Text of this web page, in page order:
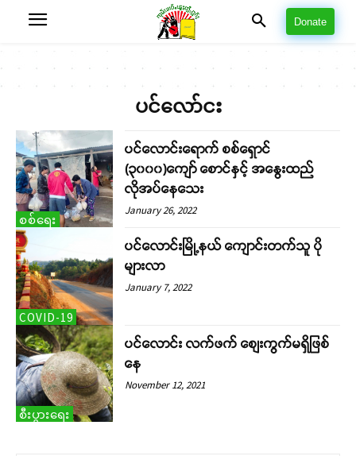
Donate
ပင်လော်ငး
စစ်ရေး
ပင်လောင်းရောက် စစ်ရှောင်
(၃၀၀၀)ကျော် စောင်နှင့် အနွေးထည်
လိုအပ်နေသေး
January 26, 2022
COVID-19
ပင်လောင်းမြို့နယ် ကျောင်းတက်သူ ပို
များလာ
January 7, 2022
စီးပွားရေး
ပင်လောင်း လက်ဖက် စျေးကွက်မရှိဖြစ်
နေ
November 12, 2021